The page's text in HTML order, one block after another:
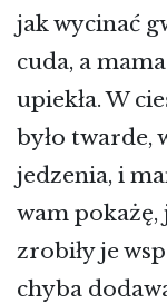
jak wycinać
cuda, a
upiekła. W
było twarde,
jedzenia, i
wam pokażę,
zrobiły je
chyba